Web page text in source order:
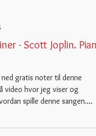
- Scott Joplin. Piano
ned gratis noter til denne
video hvor jeg viser og
spille denne sangen.